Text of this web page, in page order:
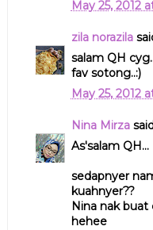
May 25, 2012
zila norazila
salam QH
fav sotong..:)
May 25, 2012
Nina Mirza
As'salam QH...
sedapnyer
kuahnyer??
Nina nak buat
hehee